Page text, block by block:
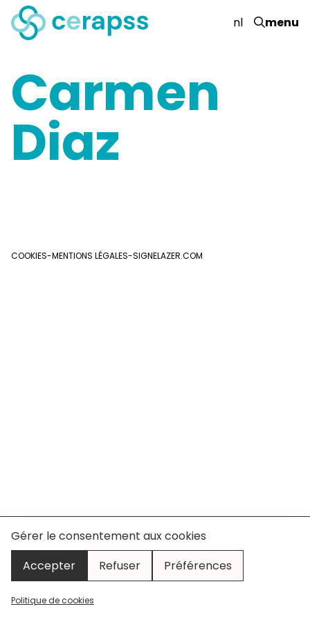
Gérer le consentement aux cookies
Accepter
Refuser Préférences
Politique de cookies
nl menu
Carmen
Diaz
COOKIES-MENTIONS LÉGALES-SIGNELAZER.COM